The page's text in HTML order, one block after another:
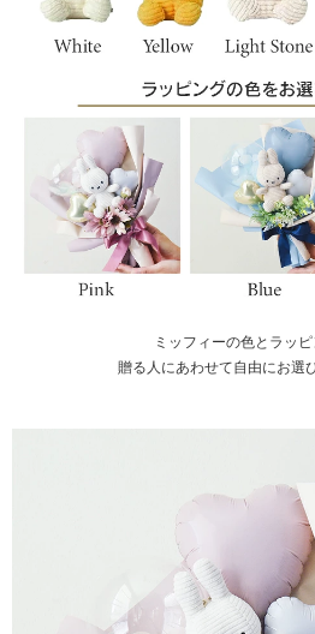
ミッフィーの色とラッ
贈る人にあわせて自由にお選